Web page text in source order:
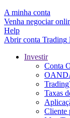
A minha conta
Venha negociar
Help
Abrir conta Trading
Investir
Conta
Taxas
Cliente